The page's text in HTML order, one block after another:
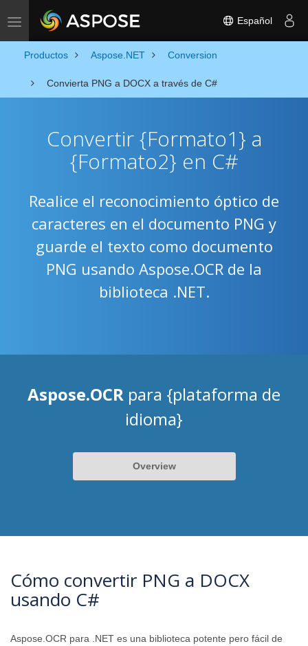
Alternar navegación Español
Productos Aspose.NET Conversion
Convierta PNG a DOCX a través de C#
Convertir {Formato1} a
{Formato2} en C#
Realice el reconocimiento óptico de
caracteres en el documento PNG y
guarde el texto como documento
PNG usando Aspose.OCR de la
biblioteca .NET.
Aspose.OCR para {plataforma de
idioma}
Overview
Cómo convertir PNG a DOCX
usando C#
Aspose.OCR para .NET es una biblioteca potente pero fácil de